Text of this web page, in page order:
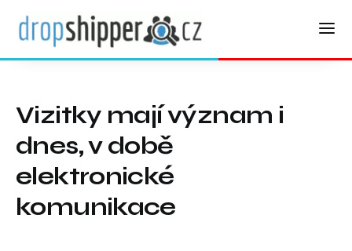
Vizitky mají význam i
dnes, v době
elektronické
komunikace